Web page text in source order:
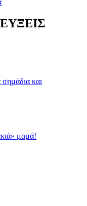
και
μαμά!